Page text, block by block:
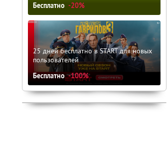
Бесплатно -20%
25 дней бесплатно в START для новых
пользователей
Бесплатно -100%